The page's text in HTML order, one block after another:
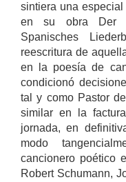
sintiera una
en su obra Der
Spanisches
reescritura de
en la poesía de
condicionó
tal y como Pastor
similar en la
jornada, en
modo
cancionero poético
Robert Schumann,